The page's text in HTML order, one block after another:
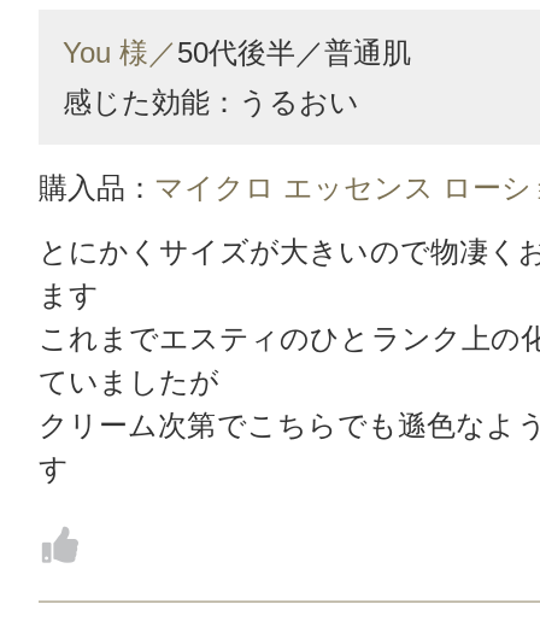
You 様／50代後半／普通肌
感じた効能：うるおい
購入品： マイクロ エッセンス ローシ
とにかくサイズが大きいので物凄く
ます
これまでエスティのひとランク上の
ていましたが
クリーム次第でこちらでも遜色なよ
す